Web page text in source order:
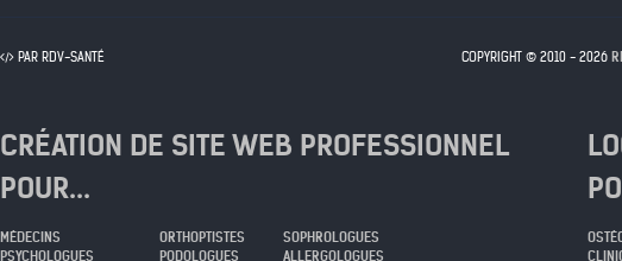
PAR RDV-SANTÉ COPYRIGHT © 2010 - 2026
CRÉATION DE SITE WEB PROFESSIONNEL
POUR...
MÉDECINS
PSYCHOLOGUES
ORTHOPTISTES
PODOLOGUES
SOPHROLOGUES
ALLERGOLOGUES